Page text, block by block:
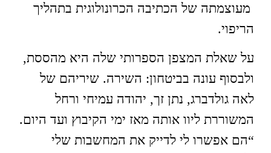
מעוצמתה של הכתיבה הכרונולוגית בתהליך
הריפוי.
על שאלת המצפן הספרותי שלה היא מהססת,
ולבסוף עונה בביטחון: השירה. שיריהם של
לאה גולדברג, נתן זך, יהודה עמיחי ורחל
המשוררת ליוו אותה מאז ימי הקיבוץ ועד היום.
“הם אפשרו לי לדייק את המחשבות שלי